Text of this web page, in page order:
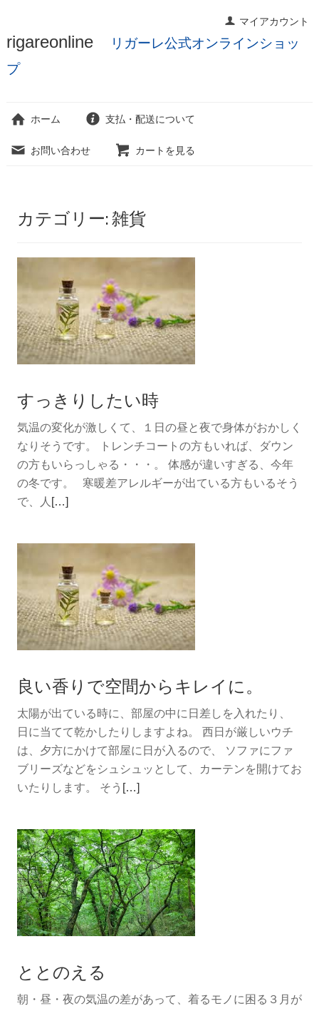
ン
テ
マイアカウント
rigareonline
リガーレ公式オンラインショッ
プ
ホーム 支払・配送について
お問い合わせ カートを見る
カテゴリー:雑貨
すっきりしたい時
気温の変化が激しくて、１日の昼と夜で身体がおかしく
なりそうです。 トレンチコートの方もいれば、ダウン
の方もいらっしゃる・・・。 体感が違いすぎる、今年
の冬です。 寒暖差アレルギーが出ている方もいるそう
で、人 続
む
す
っ
き
り
た
[…]
良い香りで空間からキレイに。
太陽が出ている時に、部屋の中に日差しを入れたり、
日に当てて乾かしたりしますよね。 西日が厳しいウチ
は、夕方にかけて部屋に日が入るので、 ソファにファ
ブリーズなどをシュシュッとして、カーテンを開けてお
いたりします。 そう 続
読
む
良
い
香
り
[…]
ととのえる
朝・昼・夜の気温の差があって、着るモノに困る３月が